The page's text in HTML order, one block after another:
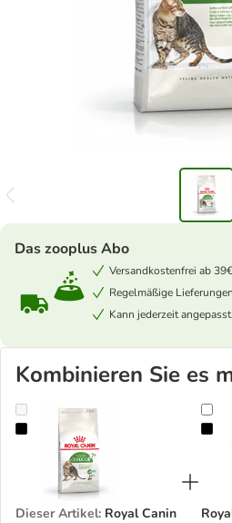
Das zooplus Abo
Versandkostenfrei ab 39€
Regelmäßige
Kann jederzeit
Kombinieren Sie es
Royal Canin Outdoor 7+
Dieser Artikel: Royal Canin